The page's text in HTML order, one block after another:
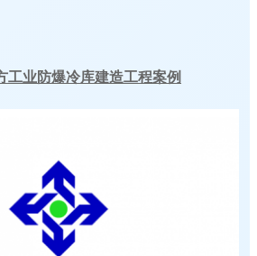
工业防爆冷库建造工程案例